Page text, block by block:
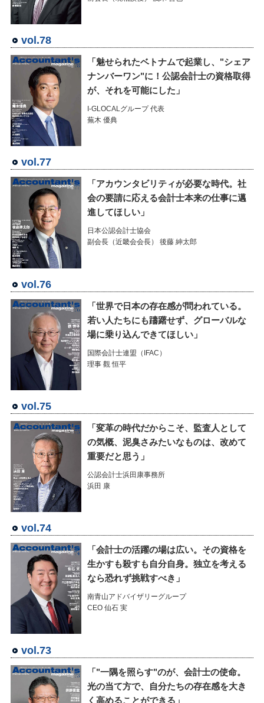
vol.78
「魅せられたベトナムで起業し、"シェア
ナンバーワン"に！公認会計士の資格取得
が、それを可能にした」
I-GLOCALグループ 代表
蕪木 優典
vol.77
「アカウンタビリティが必要な時代。社
会の要請に応える会計士本来の仕事に邁
進してほしい」
日本公認会計士協会
副会長（近畿会会長） 後藤 紳太郎
vol.76
「世界で日本の存在感が問われている。
若い人たちにも躊躇せず、グローバルな
場に乗り込んできてほしい」
国際会計士連盟（IFAC）
理事 觀 恒平
vol.75
「変革の時代だからこそ、監査人として
の気概、泥臭さみたいなものは、改めて
重要だと思う」
公認会計士浜田康事務所
浜田 康
vol.74
「会計士の活躍の場は広い。その資格を
生かすも殺すも自分自身。独立を考える
なら恐れず挑戦すべき」
南青山アドバイザリーグループ
CEO 仙石 実
vol.73
「"一隅を照らす"のが、会計士の使命。
光の当て方で、自分たちの存在感を大き
く高めることができる」